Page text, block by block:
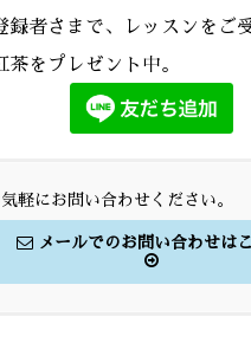
録者さまで、レッスンをご
茶をプレゼント中。
軽にお問い合わせください。
メールでのお問い合わせは